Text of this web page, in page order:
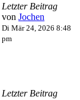
Letzter Beitrag
von Jochen
Di Mär 24, 2026 8:48
pm
Letzter Beitrag